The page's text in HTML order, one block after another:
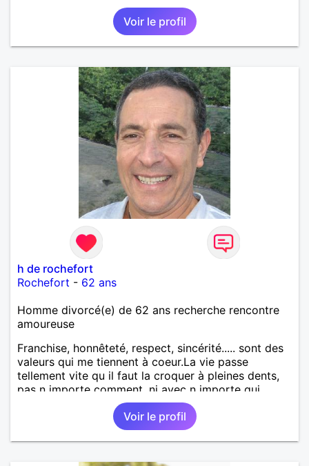
Voir le profil
h de rochefort
Rochefort - 62 ans
Homme divorcé(e) de 62 ans recherche rencontre
amoureuse
Franchise, honnêteté, respect, sincérité..... sont des
valeurs qui me tiennent à coeur.La vie passe
tellement vite qu il faut la croquer à pleines dents,
pas n importe comment, ni avec n importe qui...
Voir le profil